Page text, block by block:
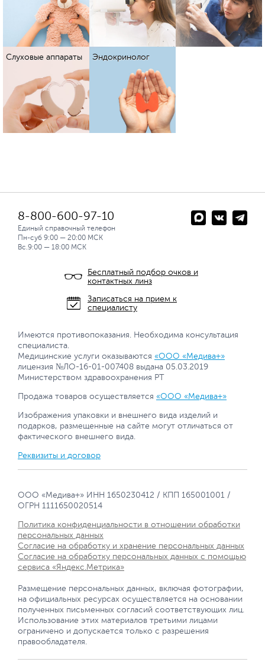
Слуховые аппараты Эндокринолог
8-800-600-97-10
Единый справочный телефон
Пн-суб 9:00 — 20:00 МСК
Вс.9:00 — 18:00 МСК
Бесплатный подбор очков и
контактных линз
Записаться на прием к
специалисту
Имеются противопоказания. Необходима консультация
специалиста.
Медицинские услуги оказываются «ООО «Медива+»
лицензия №ЛО-16-01-007408 выдана 05.03.2019
Министерством здравоохранения РТ
Продажа товаров осуществляется «ООО «Медива+»
Изображения упаковки и внешнего вида изделий и
подарков, размещенные на сайте могут отличаться от
фактического внешнего вида.
Реквизиты и договор
ООО «Медива+» ИНН 1650230412 / КПП 165001001 /
ОГРН 1111650020514
Политика конфиденциальности в отношении обработки
персональных данных
Согласие на обработку и хранение персональных данных
Согласие на обработку персональных данных с помощью
сервиса «Яндекс.Метрика»
Размещение персональных данных, включая фотографии,
на официальных ресурсах осуществляется на основании
полученных письменных согласий соответствующих лиц.
Использование этих материалов третьими лицами
ограничено и допускается только с разрешения
правообладателя.